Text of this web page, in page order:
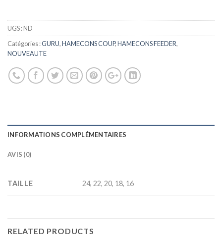
UGS :ND
Catégories :GURU,HAMECONS COUP,HAMECONS FEEDER,
NOUVEAUTE
INFORMATIONS COMPLÉMENTAIRES
AVIS (0)
TAILLE 24, 22, 20, 18, 16
RELATED PRODUCTS